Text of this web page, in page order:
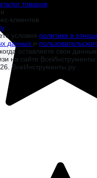
товаров
клиентов
условия политики в
данных и
оставляете свои
на сайте
ВсеИнструменты.ру